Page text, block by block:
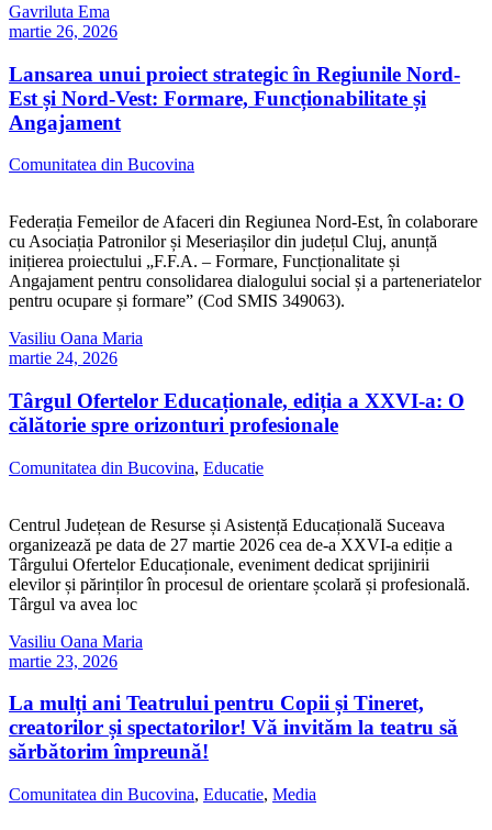
Gavriluta Ema
martie 26, 2026
Lansarea unui proiect strategic în Regiunile Nord-
Est și Nord-Vest: Formare, Funcționabilitate și
Angajament
Comunitatea din Bucovina
Federația Femeilor de Afaceri din Regiunea Nord-Est, în colaborare
cu Asociația Patronilor și Meseriașilor din județul Cluj, anunță
inițierea proiectului „F.F.A. – Formare, Funcționalitate și
Angajament pentru consolidarea dialogului social și a parteneriatelor
pentru ocupare și formare” (Cod SMIS 349063).
Vasiliu Oana Maria
martie 24, 2026
Târgul Ofertelor Educaționale, ediția a XXVI-a: O
călătorie spre orizonturi profesionale
Comunitatea din Bucovina, Educatie
Centrul Județean de Resurse și Asistență Educațională Suceava
organizează pe data de 27 martie 2026 cea de-a XXVI-a ediție a
Târgului Ofertelor Educaționale, eveniment dedicat sprijinirii
elevilor și părinților în procesul de orientare școlară și profesională.
Târgul va avea loc
Vasiliu Oana Maria
martie 23, 2026
La mulți ani Teatrului pentru Copii și Tineret,
creatorilor și spectatorilor! Vă invităm la teatru să
sărbătorim împreună!
Comunitatea din Bucovina, Educatie, Media